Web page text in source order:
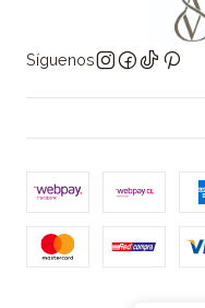
Síguenos